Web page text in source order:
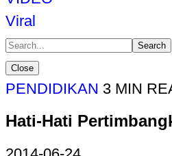
Viral
Search
Close
PENDIDIKAN 3 MIN
Hati-Hati